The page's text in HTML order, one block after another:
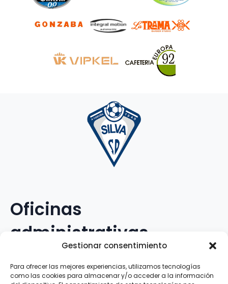
Gestionar consentimiento
Para ofrecer las mejores experiencias, utilizamos tecnologías
como las cookies para almacenar y/o acceder a la información
Oficinas
administrativas
Avenida Galileo Galilei, 12
15.008 · A Coruña · España